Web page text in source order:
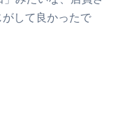
して良かったで